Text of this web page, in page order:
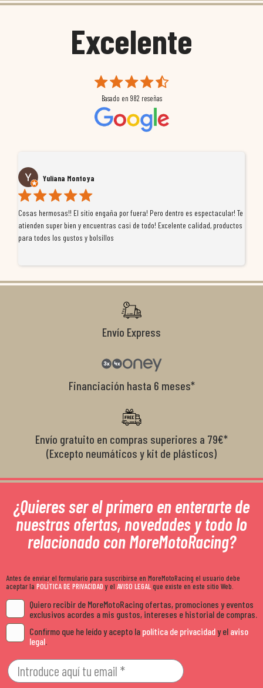
Excelente
Basado en 982 reseñas
Yuliana Montoya
Cosas hermosas!! El sitio engaña por fuera! Pero dentro es espectacular! Te
atienden super bien y encuentras casi de todo! Excelente calidad, productos
para todos los gustos y bolsillos
Envío Express
Financiación hasta 6 meses*
Envío gratuito en compras superiores a 79€*
(Excepto neumáticos y kit de plásticos)
¿Quieres ser el primero en enterarte de
nuestras ofertas, novedades y todo lo
relacionado con MoreMotoRacing?
Antes de enviar el formulario para suscribirse en MoreMotoRacing el usuario debe
aceptar la POLÍTICA DE PRIVACIDADy el AVISO LEGALque existe en este sitio Web.
Quiero recibir de MoreMotoRacing ofertas, promociones y eventos
exclusivos acordes a mis gustos, intereses e historial de compras.
Confirmo que he leído y acepto la política de privacidady el aviso
legal